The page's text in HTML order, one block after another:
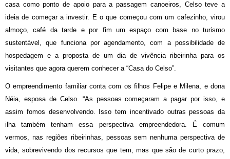
casa como ponto de apoio para a passagem canoeiros, Celso teve a
ideia de começar a investir. E o que começou com um cafezinho, virou
almoço, café da tarde e por fim um espaço com base no turismo
sustentável, que funciona por agendamento, com a possibilidade de
hospedagem e a proposta de um dia de vivência ribeirinha para os
visitantes que agora querem conhecer a “Casa do Celso”.
O empreendimento familiar conta com os filhos Felipe e Milena, e dona
Néia, esposa de Celso. “As pessoas começaram a pagar por isso, e
assim fomos desenvolvendo. Isso tem incentivado outras pessoas da
ilha também tenham essa perspectiva empreendedora. É comum
vermos, nas regiões ribeirinhas, pessoas sem nenhuma perspectiva de
vida, sobrevivendo dos recursos que tem, mas que são de curto prazo,